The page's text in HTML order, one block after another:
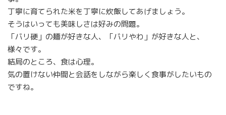
丁寧に育てられた米を丁寧に炊飯してあげましょう。
そうはいっても美味しさは好みの問題。
「バリ硬」の麺が好きな人、「バリやわ」が好きな人と、
様々です。
結局のところ、食は心理。
気の置けない仲間と会話をしながら楽しく食事がしたいもの
ですね。